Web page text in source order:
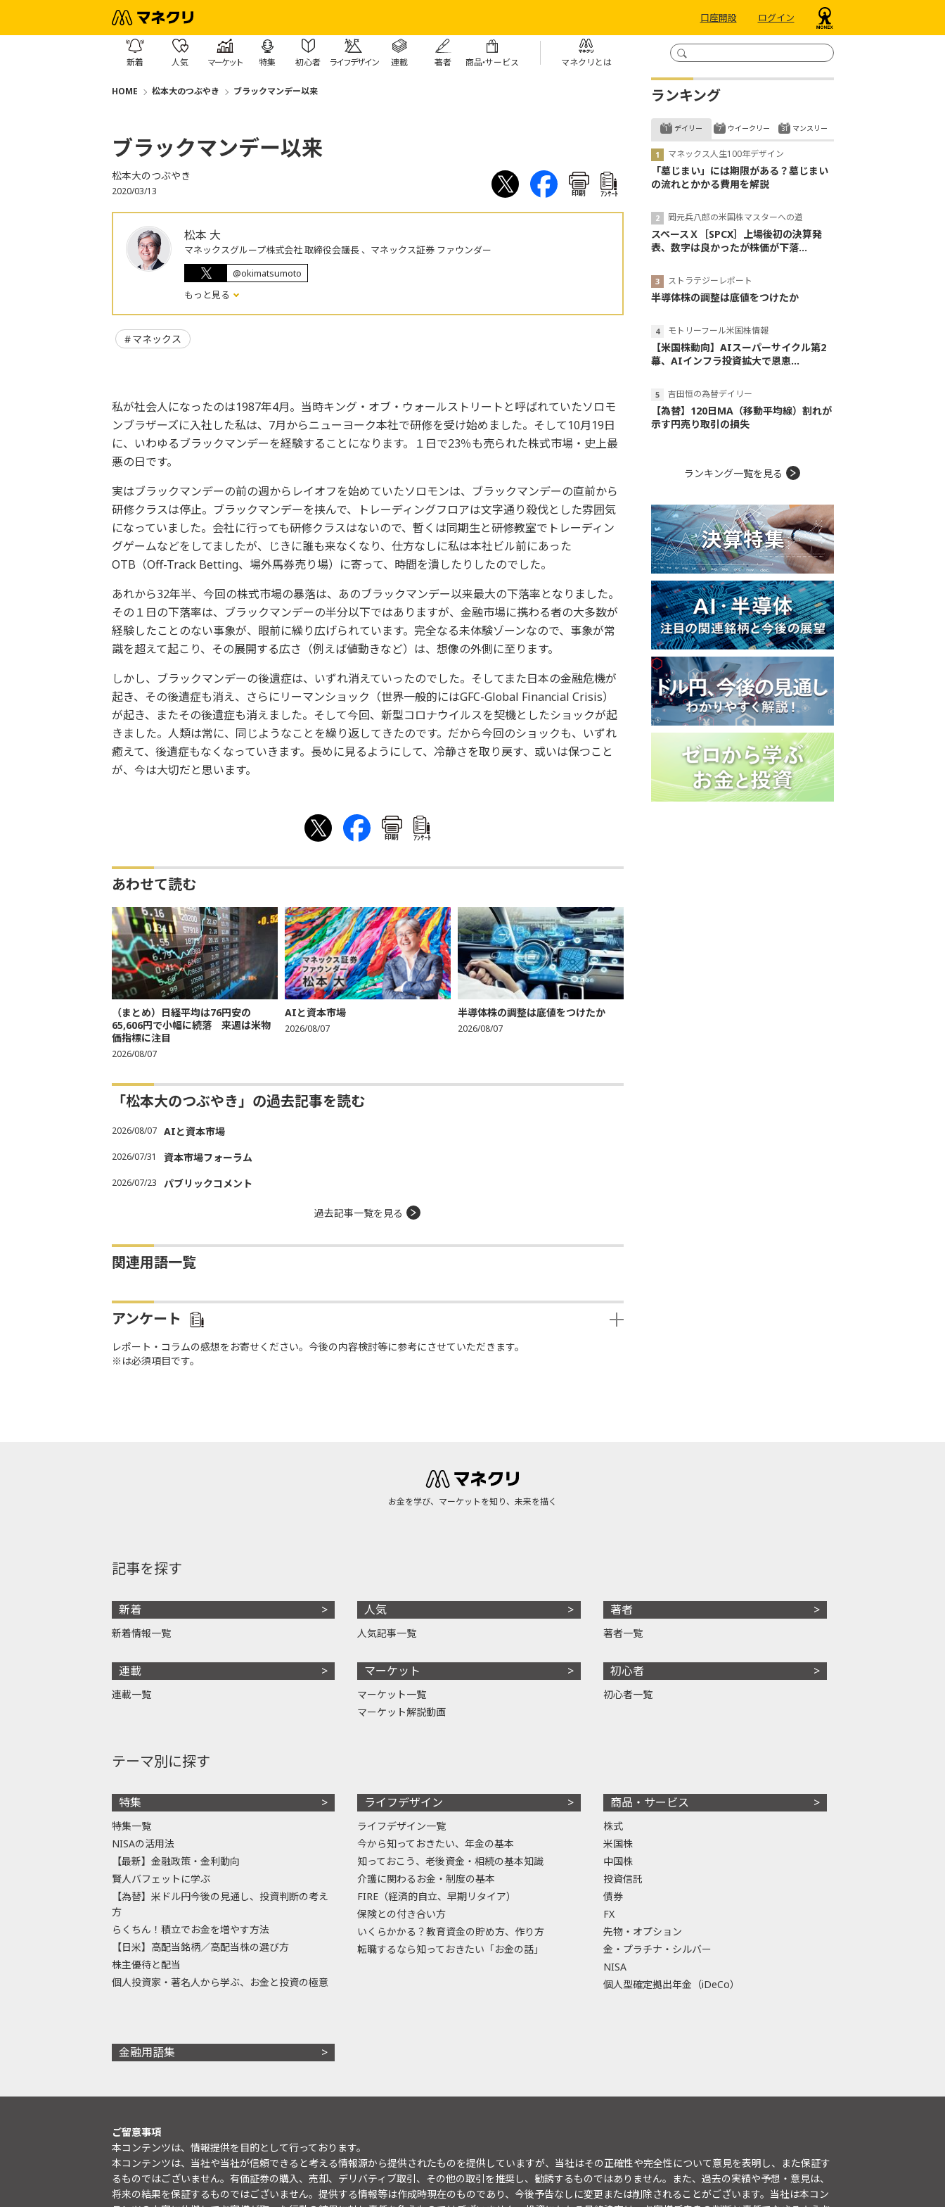
口座開設 ログイン
新着 人気 マーケット 特集 初心者 ライフデザイン 連載 著者 商品・サービス マネクリとは
HOME 松本大のつぶやき ブラックマンデー以来
ブラックマンデー以来
松本大のつぶやき
2020/03/13 印刷 ｱﾝｹｰﾄ
松本 大
マネックスグループ株式会社 取締役会議長 、マネックス証券 ファウンダー
@okimatsumoto
もっと見る
マネックス
私が社会人になったのは1987年4月。当時キング・オブ・ウォールストリートと呼ばれていたソロモ
ンブラザーズに入社した私は、7月からニューヨーク本社で研修を受け始めました。そして10月19日
に、いわゆるブラックマンデーを経験することになります。１日で23％も売られた株式市場・史上最
悪の日です。
実はブラックマンデーの前の週からレイオフを始めていたソロモンは、ブラックマンデーの直前から
研修クラスは停止。ブラックマンデーを挟んで、トレーディングフロアは文字通り殺伐とした雰囲気
になっていました。会社に行っても研修クラスはないので、暫くは同期生と研修教室でトレーディン
グゲームなどをしてましたが、じきに誰も来なくなり、仕方なしに私は本社ビル前にあった
OTB（Off-Track Betting、場外馬券売り場）に寄って、時間を潰したりしたのでした。
あれから32年半、今回の株式市場の暴落は、あのブラックマンデー以来最大の下落率となりました。
その１日の下落率は、ブラックマンデーの半分以下ではありますが、金融市場に携わる者の大多数が
経験したことのない事象が、眼前に繰り広げられています。完全なる未体験ゾーンなので、事象が常
識を超えて起こり、その展開する広さ（例えば値動きなど）は、想像の外側に至ります。
しかし、ブラックマンデーの後遺症は、いずれ消えていったのでした。そしてまた日本の金融危機が
起き、その後遺症も消え、さらにリーマンショック（世界一般的にはGFC-Global Financial Crisis）
が起き、またその後遺症も消えました。そして今回、新型コロナウイルスを契機としたショックが起
きました。人類は常に、同じようなことを繰り返してきたのです。だから今回のショックも、いずれ
癒えて、後遺症もなくなっていきます。長めに見るようにして、冷静さを取り戻す、或いは保つこと
が、今は大切だと思います。
印刷 ｱﾝｹｰﾄ
あわせて読む
（まとめ）日経平均は76円安の
65,606円で小幅に続落 来週は米物
価指標に注目
2026/08/07
AIと資本市場
2026/08/07
半導体株の調整は底値をつけたか
2026/08/07
「松本大のつぶやき」の過去記事を読む
2026/08/07 AIと資本市場
2026/07/31 資本市場フォーラム
2026/07/23 パブリックコメント
過去記事一覧を見る
関連用語一覧
アンケート
レポート・コラムの感想をお寄せください。今後の内容検討等に参考にさせていただきます。
※は必須項目です。
ランキング
デイリー
マネックス人生100年デザイン
「墓じまい」には期限がある？墓じまい
の流れとかかる費用を解説
岡元兵八郎の米国株マスターへの道
スペースＸ［SPCX］上場後初の決算発
表、数字は良かったが株価が下落...
ストラテジーレポート
半導体株の調整は底値をつけたか
モトリーフール米国株情報
【米国株動向】AIスーパーサイクル第2
幕、AIインフラ投資拡大で恩恵...
吉田恒の為替デイリー
【為替】120日MA（移動平均線）割れが
示す円売り取引の損失
ウイークリー マンスリー
ランキング一覧を見る
お金を学び、マーケットを知り、未来を描く
記事を探す
新着
新着情報一覧
連載
連載一覧
人気
人気記事一覧
マーケット
マーケット一覧
マーケット解説動画
著者
著者一覧
初心者
初心者一覧
テーマ別に探す
特集
特集一覧
NISAの活用法
【最新】金融政策・金利動向
賢人バフェットに学ぶ
【為替】米ドル円今後の見通し、投資判断の考え
方
らくちん！積立でお金を増やす方法
【日米】高配当銘柄／高配当株の選び方
株主優待と配当
個人投資家・著名人から学ぶ、お金と投資の極意
ライフデザイン
ライフデザイン一覧
今から知っておきたい、年金の基本
知っておこう、老後資金・相続の基本知識
介護に関わるお金・制度の基本
FIRE（経済的自立、早期リタイア）
保険との付き合い方
いくらかかる？教育資金の貯め方、作り方
転職するなら知っておきたい「お金の話」
商品・サービス
株式
米国株
中国株
投資信託
債券
FX
先物・オプション
金・プラチナ・シルバー
NISA
個人型確定拠出年金（iDeCo）
金融用語集
ご留意事項
本コンテンツは、情報提供を目的として行っております。
本コンテンツは、当社や当社が信頼できると考える情報源から提供されたものを提供していますが、当社はその正確性や完全性について意見を表明し、また保証す
るものではございません。有価証券の購入、売却、デリバティブ取引、その他の取引を推奨し、勧誘するものではありません。また、過去の実績や予想・意見は、
将来の結果を保証するものではございません。提供する情報等は作成時現在のものであり、今後予告なしに変更または削除されることがございます。当社は本コン